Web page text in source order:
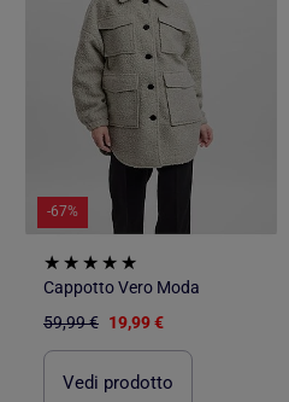
-67%
Cappotto Vero Moda
59,99 € 19,99 €
Vedi prodotto